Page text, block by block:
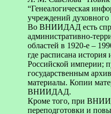
“Генеалогическая
учреждений духовного
Во ВНИИДАД есть
административно-
областей в 1920-е –
где расписана
Российской империи;
государственным
материалы. Копии
ВНИИДАД.
Кроме того, при
переподготовки и